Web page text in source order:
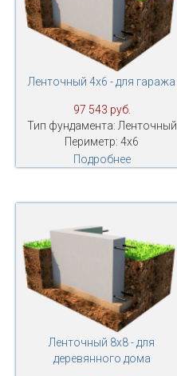
Ленточный 4х6 - для гаража
97 543 руб.
Тип фундамента: Ленточный
Периметр: 4х6
Подробнее
Ленточный 8х8 - для
деревянного дома